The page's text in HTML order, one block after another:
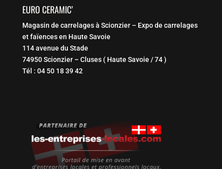
EURO CERAMIC’
Magasin de carrelages à Scionzier – Expo de carrelages
et faïences en Haute Savoie
114 avenue du Stade
74950 Scionzier – Cluses ( Haute Savoie / 74 )
Tél : 04 50 18 39 42